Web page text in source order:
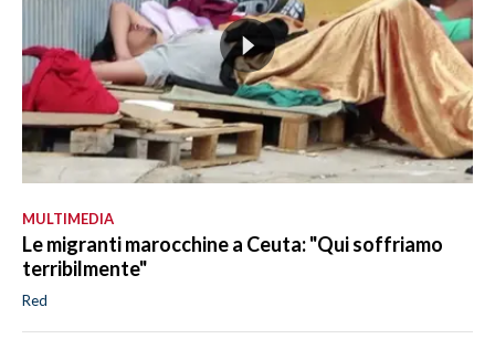
MULTIMEDIA
Le migranti marocchine a Ceuta: "Qui soffriamo
terribilmente"
Red